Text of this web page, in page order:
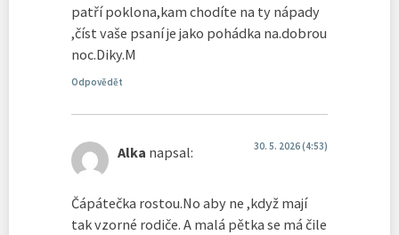
patří poklona,kam chodíte na ty nápady
,číst vaše psaní je jako pohádka na.dobrou
noc.Diky.M
Odpovědět
Alka napsal: 30. 5. 2026 (4:53)
Čápátečka rostou.No aby ne ,když mají
tak vzorné rodiče. A malá pětka se má čile